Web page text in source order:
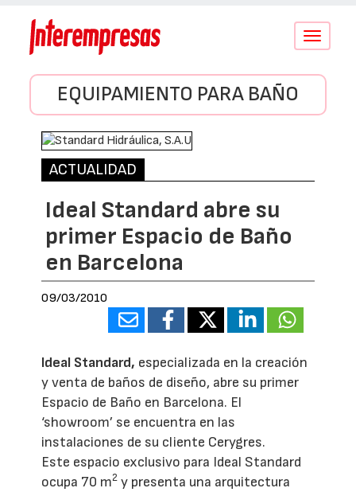
Conmutar
EQUIPAMIENTO PARA BAÑO
ACTUALIDAD
Ideal Standard abre su
primer Espacio de Baño
en Barcelona
09/03/2010
Ideal Standard, especializada en la creación
y venta de baños de diseño, abre su primer
Espacio de Baño en Barcelona. El
‘showroom’ se encuentra en las
instalaciones de su cliente Cerygres.
Este espacio exclusivo para Ideal Standard
ocupa 70 m2 y presenta una arquitectura